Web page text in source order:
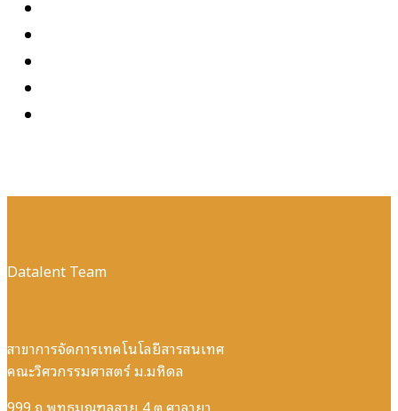
Datalent Team
สาขาการจัดการเทคโนโลยีสารสนเทศ
คณะวิศวกรรมศาสตร์ ม.มหิดล